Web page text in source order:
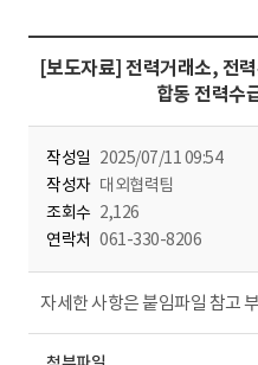
[보도자료] 전력거래소, 전
합동 전력수
작성일 2025/07/11 09:54
작성자 대외협력팀
조회수 2,126
연락처 061-330-8206
자세한 사항은 붙임파일 참고